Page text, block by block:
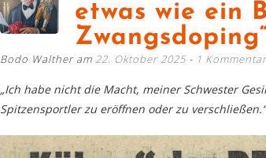
etwas wie ein
Zwangsdoping“
Bodo Walther am 22. Oktober 2025 1 Kommentar
„Ich habe nicht die Macht, meiner Schwester
Spitzensportler zu eröffnen oder zu verschließen.“